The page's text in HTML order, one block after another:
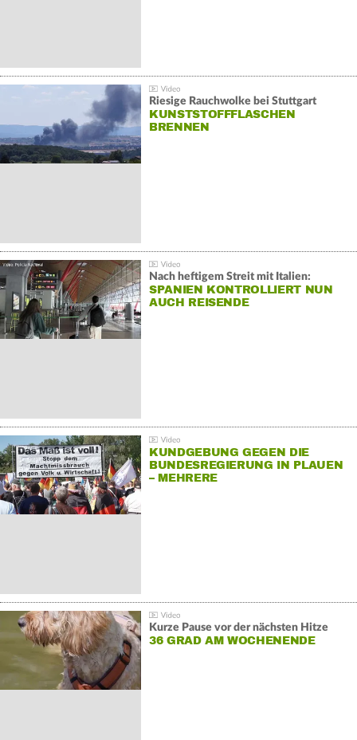
Riesige Rauchwolke bei Stuttgart
KUNSTSTOFFFLASCHEN
BRENNEN
Nach heftigem Streit mit Italien:
SPANIEN KONTROLLIERT NUN
AUCH REISENDE
KUNDGEBUNG GEGEN DIE
BUNDESREGIERUNG IN PLAUEN
– MEHRERE
Kurze Pause vor der nächsten Hitze
36 GRAD AM WOCHENENDE